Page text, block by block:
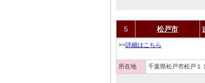
5 松戸市
>>詳細はこちら
所在地 千葉県松戸市松戸１